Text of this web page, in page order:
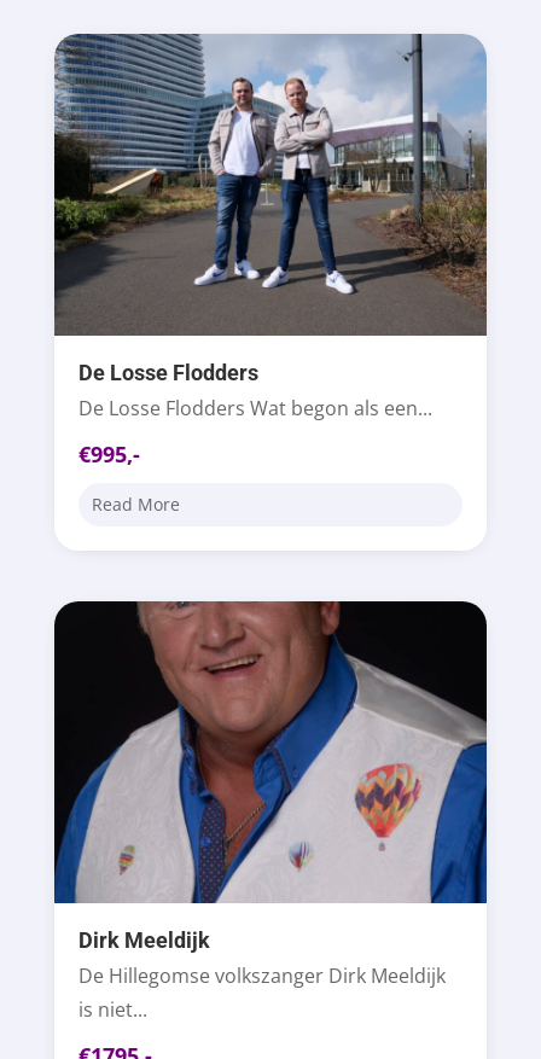
De Losse Flodders
De Losse Flodders Wat begon als een...
€995,-
Read More
Dirk Meeldijk
De Hillegomse volkszanger Dirk Meeldijk
is niet...